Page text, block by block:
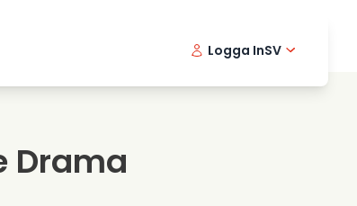
serier
Brollop
Logga InSV
Drama